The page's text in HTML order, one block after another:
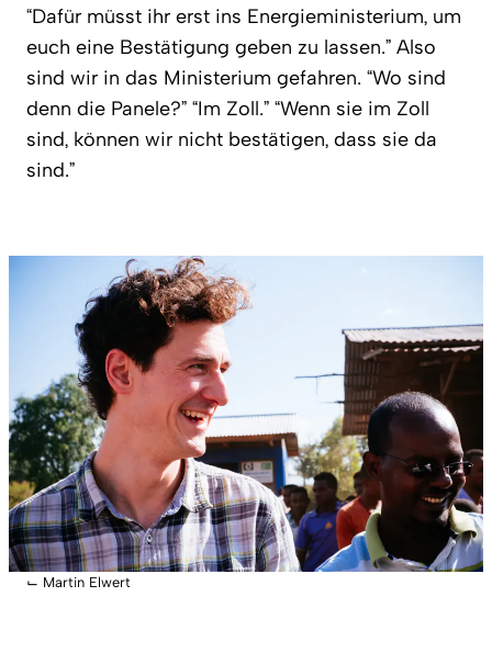
“Dafür müsst ihr erst ins Energieministerium, um
euch eine Bestätigung geben zu lassen.” Also
sind wir in das Ministerium gefahren. “Wo sind
denn die Panele?” “Im Zoll.” “Wenn sie im Zoll
sind, können wir nicht bestätigen, dass sie da
sind.”
⌙ Martin Elwert